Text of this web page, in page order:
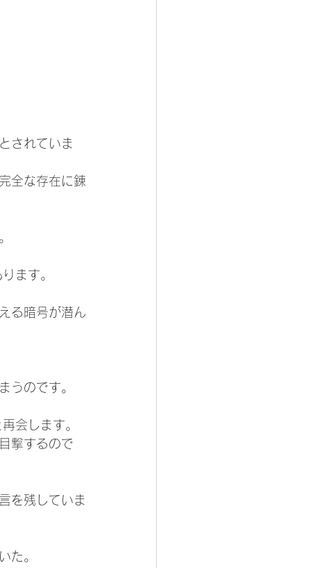
されていま
全な存在に錬
ます。
る暗号が潜ん
うのです。
会します。
撃するので
を残していま
た。